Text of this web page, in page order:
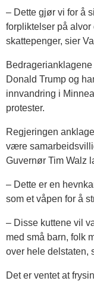
– Dette gjør vi for å
forpliktelser på
skattepenger, sier
Donald Trump og
innvandring i
protester.
Regjeringen
være
Guvernør Tim Walz
– Dette er en
som et våpen for å
– Disse kuttene vil
med små barn, folk
over hele delstaten,
Det er ventet at